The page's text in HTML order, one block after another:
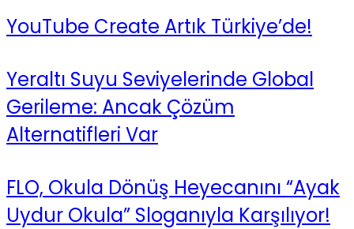
YouTube Create Artık Türkiye’de!
Yeraltı Suyu Seviyelerinde Global
Gerileme: Ancak Çözüm
Alternatifleri Var
FLO, Okula Dönüş Heyecanını “Ayak
Uydur Okula” Sloganıyla Karşılıyor!